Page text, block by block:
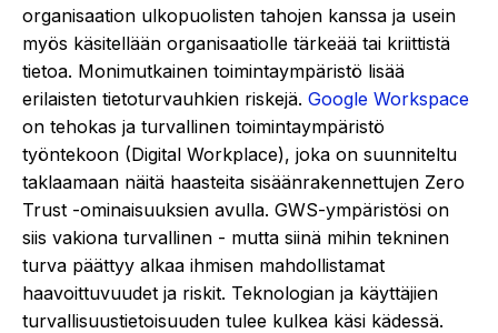
organisaation ulkopuolisten tahojen kanssa ja usein
myös käsitellään organisaatiolle tärkeää tai kriittistä
tietoa. Monimutkainen toimintaympäristö lisää
erilaisten tietoturvauhkien riskejä. Google Workspace
on tehokas ja turvallinen toimintaympäristö
työntekoon (Digital Workplace), joka on suunniteltu
taklaamaan näitä haasteita sisäänrakennettujen Zero
Trust ‑ominaisuuksien avulla. GWS-ympäristösi on
siis vakiona turvallinen - mutta siinä mihin tekninen
turva päättyy alkaa ihmisen mahdollistamat
haavoittuvuudet ja riskit. Teknologian ja käyttäjien
turvallisuustietoisuuden tulee kulkea käsi kädessä.